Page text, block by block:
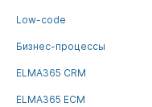
Low-code
Бизнес-процессы
ELMA365 CRM
ELMA365 ECM